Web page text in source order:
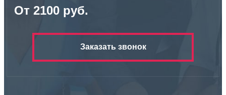
От 2100 руб.
Заказать звонок